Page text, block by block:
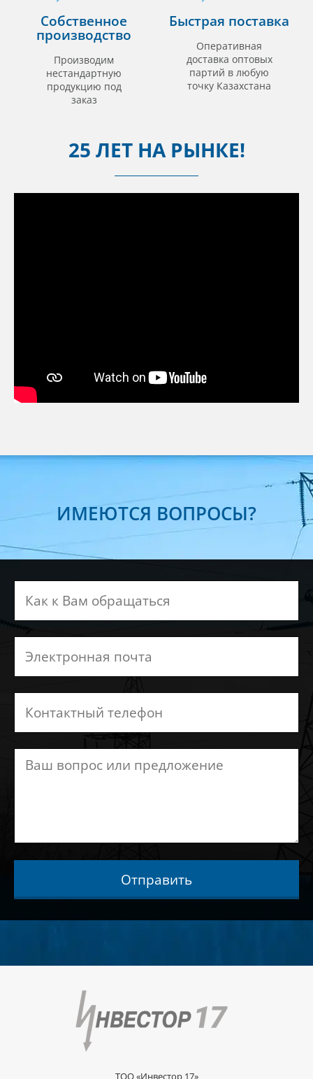
Собственное
производство
Производим
нестандартную
продукцию под
заказ
Быстрая поставка
Оперативная
доставка оптовых
партий в любую
точку Казахстана
25 ЛЕТ НА РЫНКЕ!
ИМЕЮТСЯ ВОПРОСЫ?
Отправить
ТОО «Инвестор 17»